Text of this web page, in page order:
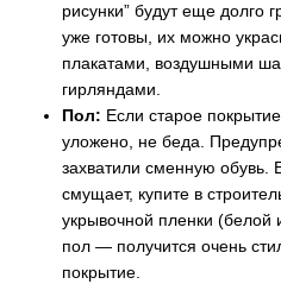
рисунки” будут еще долго
уже готовы, их можно
плакатами, воздушными
гирляндами.
Пол: Если старое
уложено, не беда.
захватили сменную обувь.
смущает, купите в
укрывочной пленки (белой
пол — получится очень
покрытие.